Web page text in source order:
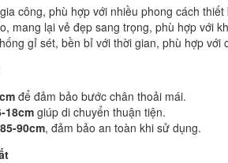
công, phù hợp với nhiều phong cách thiết
mang lại vẻ đẹp sang trọng, phù hợp với
gỉ sét, bền bỉ với thời gian, phù hợp với
để đảm bảo bước chân thoải mái.
18cmgiúp di chuyển thuận tiện.
85-90cm, đảm bảo an toàn khi sử dụng.